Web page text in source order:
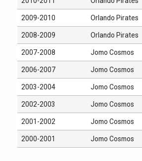
2009-2010 Orlando Pirates
2008-2009 Orlando Pirates
2007-2008 Jomo Cosmos
2006-2007 Jomo Cosmos
2003-2004 Jomo Cosmos
2002-2003 Jomo Cosmos
2001-2002 Jomo Cosmos
2000-2001 Jomo Cosmos